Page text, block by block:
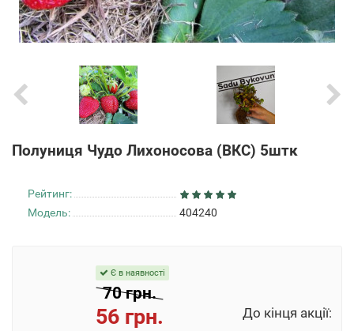
Полуниця Чудо Лихоносова (ВКС) 5штк
Рейтинг:
Модель:
404240
Є в наявності
70 грн.
56 грн. До кінця акції: